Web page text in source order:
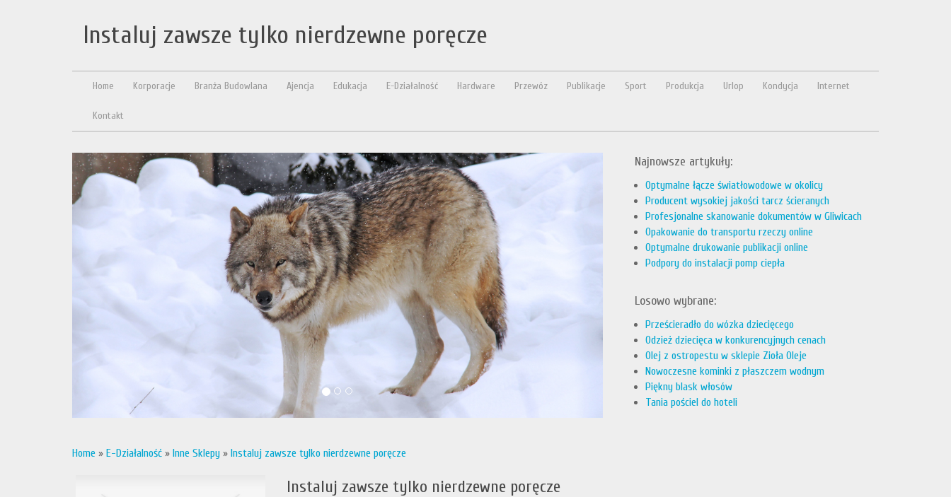
Instaluj zawsze tylko nierdzewne poręcze
Home Korporacje Branża Budowlana Ajencja Edukacja E-Działalność Hardware Przewóz Publikacje Sport Produkcja Urlop Kondycja Internet
Kontakt
Najnowsze artykuły:
Optymalne łącze światłowodowe w okolicy
Producent wysokiej jakości tarcz ścieranych
Profesjonalne skanowanie dokumentów w Gliwicach
Opakowanie do transportu rzeczy online
Optymalne drukowanie publikacji online
Podpory do instalacji pomp ciepła
Losowo wybrane:
Prześcieradło do wózka dziecięcego
Odzież dziecięca w konkurencyjnych cenach
Olej z ostropestu w sklepie Zioła Oleje
Nowoczesne kominki z płaszczem wodnym
Piękny blask włosów
Tania pościel do hoteli
Home » E-Działalność » Inne Sklepy » Instaluj zawsze tylko nierdzewne poręcze
Instaluj zawsze tylko nierdzewne poręcze